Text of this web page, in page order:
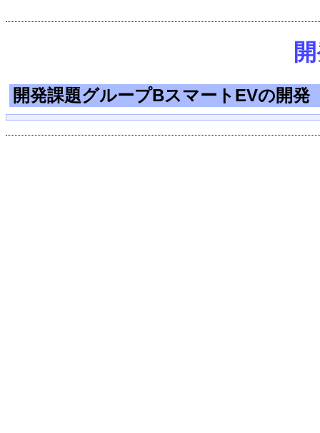
開発課題グループBスマートEVの開発